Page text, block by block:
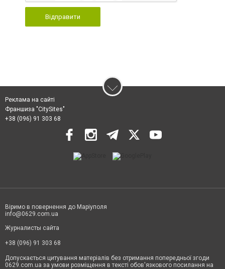
Відправити
Реклама на сайті
Франшиза "CitySites"
+38 (096) 91 303 68
Віримо в повернення до Маріуполя
info@0629.com.ua
Журналисты сайта
+38 (096) 91 303 68
Допускається цитування матеріалів без отримання попередньої згоди
0629.com.ua за умови розміщення в тексті обов'язкового посилання на